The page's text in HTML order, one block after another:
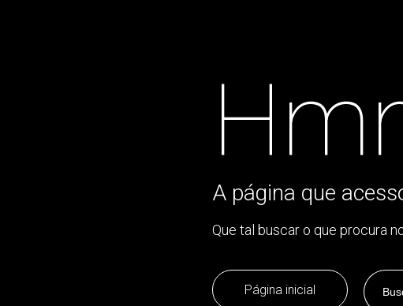
A página que
Que tal buscar o que procura
Página inicial